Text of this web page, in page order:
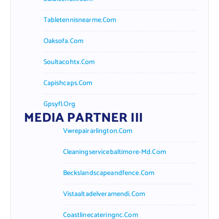
Tabletennisnearme.com
Oaksofa.com
Soultacohtx.com
Capishcaps.com
Gpsyfl.org
MEDIA PARTNER III
Vwrepairarlington.com
Cleaningservicebaltimore-Md.com
Beckslandscapeandfence.com
Vistaaltadelveramendi.com
Coastlinecateringnc.com